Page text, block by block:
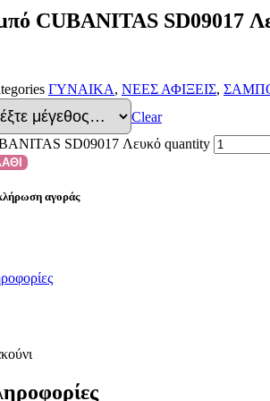
CUBANITAS SD09017
ΓΥΝΑΙΚΑ, ΝΕΕΣ ΑΦΙΞΕΙΣ,
Clear
SD09017 Λευκό quantity
αγοράς